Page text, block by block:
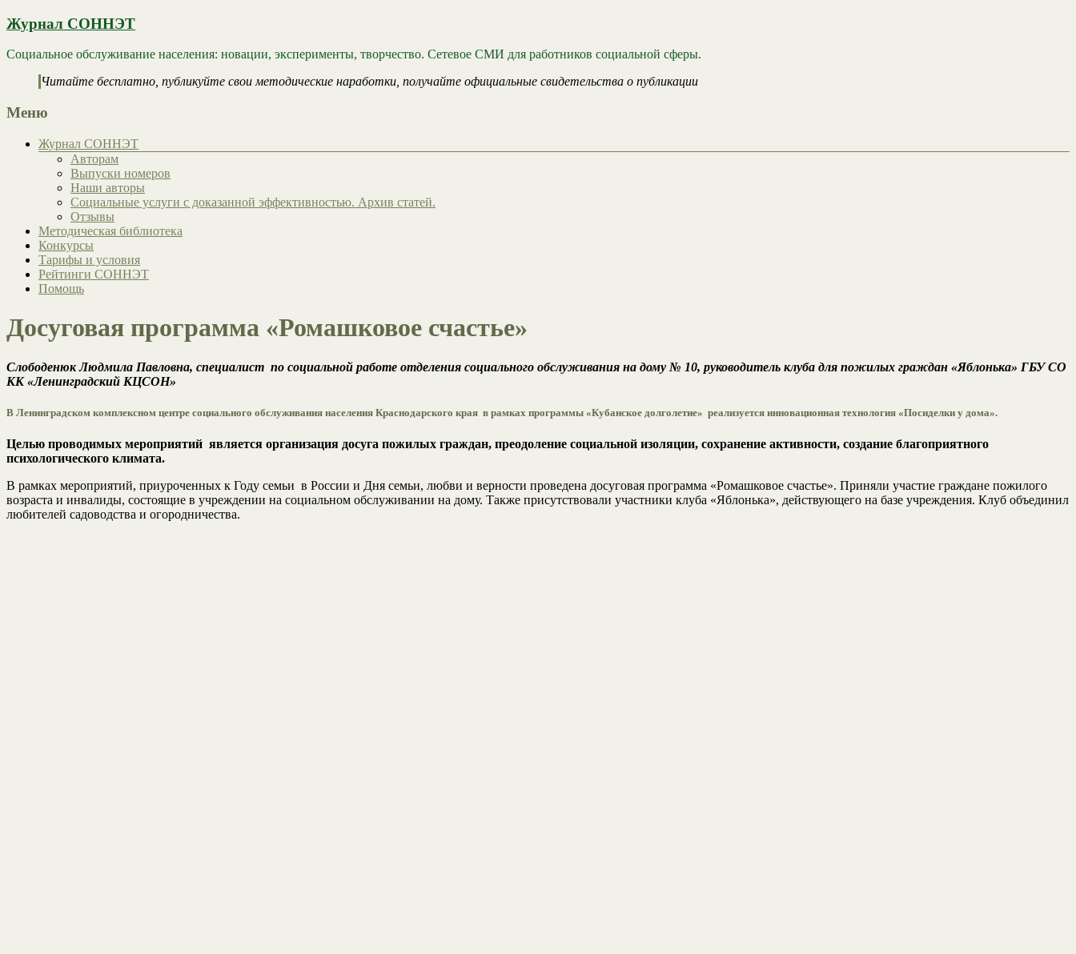
Журнал СОННЭТ
Социальное обслуживание населения: новации, эксперименты, творчество. Сетевое СМИ для работников социальной сферы.
Читайте бесплатно, публикуйте свои методические наработки, получайте официальные свидетельства о публикации
Меню
Журнал СОННЭТ
Авторам
Выпуски номеров
Наши авторы
Социальные услуги с доказанной эффективностью. Архив статей.
Отзывы
Методическая библиотека
Конкурсы
Тарифы и условия
Рейтинги СОННЭТ
Помощь
Досуговая программа «Ромашковое счастье»
Слободенюк Людмила Павловна, специалист по социальной работе отделения социального обслуживания на дому № 10, руководитель клуба для пожилых граждан «Яблонька» ГБУ СО
КК «Ленинградский КЦСОН»
В Ленинградском комплексном центре социального обслуживания населения Краснодарского края в рамках программы «Кубанское долголетие» реализуется инновационная технология «Посиделки у дома».
Целью проводимых мероприятий является организация досуга пожилых граждан, преодоление социальной изоляции, сохранение активности, создание благоприятного
психологического климата.
В рамках мероприятий, приуроченных к Году семьи в России и Дня семьи, любви и верности проведена досуговая программа «Ромашковое счастье». Приняли участие граждане пожилого
возраста и инвалиды, состоящие в учреждении на социальном обслуживании на дому. Также присутствовали участники клуба «Яблонька», действующего на базе учреждения. Клуб объединил
любителей садоводства и огородничества.